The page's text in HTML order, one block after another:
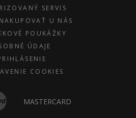
SERVIS
U NÁS
POUKÁŽKY
ÚDAJE
COOKIES
MASTERCARD